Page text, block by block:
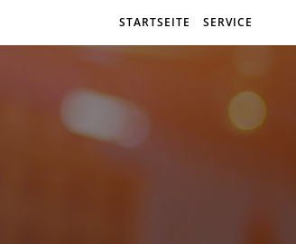
STARTSEITE SERVICE